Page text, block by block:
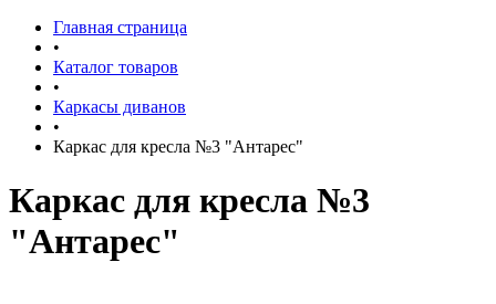
Главная страница
•
Каталог товаров
•
Каркасы диванов
•
Каркас для кресла №3 "Антарес"
Каркас для кресла №3
"Антарес"